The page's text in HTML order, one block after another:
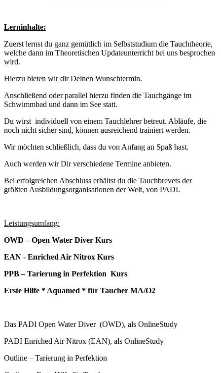
Lerninhalte:
Zuerst lernst du ganz gemütlich im Selbststudium die Tauchtheorie,
welche dann im Theoretischen Updateunterricht bei uns besprochen
wird.
Hierzu bieten wir dir Deinen Wunschtermin.
Anschließend oder parallel hierzu finden die Tauchgänge im
Schwimmbad und dann im See statt.
Du wirst individuell von einem Tauchlehrer betreut. Abläufe, die
noch nicht sicher sind, können ausreichend trainiert werden.
Wir möchten schließlich, dass du von Anfang an Spaß hast.
Auch werden wir Dir verschiedene Termine anbieten.
Bei erfolgreichen Abschluss erhältst du die Tauchbrevets der
größten Ausbildungsorganisationen der Welt, von PADI.
Leistungsumfang:
OWD – Open Water Diver Kurs
EAN - Enriched Air Nitrox Kurs
PPB – Tarierung in Perfektion Kurs
Erste Hilfe * Aquamed * für Taucher MA/O2
Das PADI Open Water Diver (OWD), als OnlineStudy
PADI Enriched Air Nitrox (EAN), als OnlineStudy
Outline – Tarierung in Perfektion